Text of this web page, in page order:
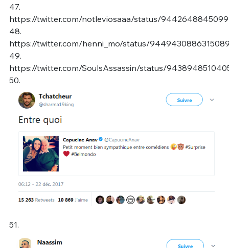
47.
https://twitter.com/notleviosaaa/status/
48.
https://twitter.com/henni_mo/status/
49.
https://twitter.com/SoulsAssassin/status/
50.
51.